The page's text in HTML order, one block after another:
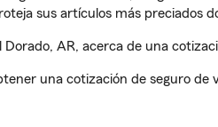
sus artículos más preciados
AR, acerca de una
una cotización de seguro de